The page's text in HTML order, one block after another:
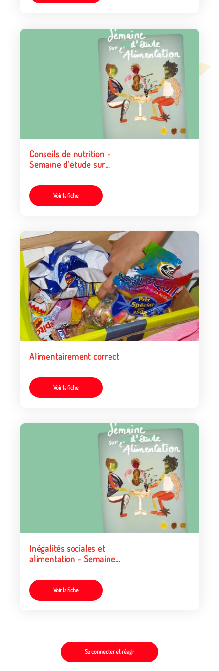
Conseils de nutrition -
Semaine d’étude sur
Voir la fiche
Alimentairement correct
Voir la fiche
Inégalités sociales et
alimentation - Semaine
Voir la fiche
Se connecter et réagir